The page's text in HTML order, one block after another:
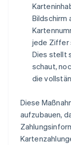
Bildschirm
jede Ziffer
Dies stellt
schaut,
die
Diese
aufzubauen,